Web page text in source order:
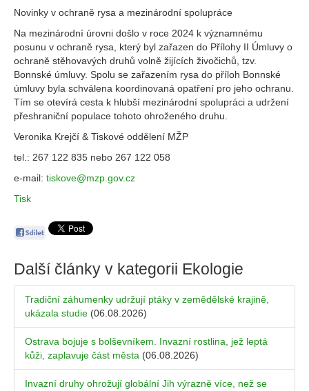
Novinky v ochraně rysa a mezinárodní spolupráce
Na mezinárodní úrovni došlo v roce 2024 k významnému
posunu v ochraně rysa, který byl zařazen do Přílohy II Úmluvy o
ochraně stěhovavých druhů volně žijících živočichů, tzv.
Bonnské úmluvy. Spolu se zařazením rysa do příloh Bonnské
úmluvy byla schválena koordinovaná opatření pro jeho ochranu.
Tím se otevírá cesta k hlubší mezinárodní spolupráci a udržení
přeshraniční populace tohoto ohroženého druhu.
Veronika Krejčí & Tiskové oddělení MŽP
tel.: 267 122 835 nebo 267 122 058
e-mail: tiskove@mzp.gov.cz
Tisk
Další články v kategorii Ekologie
Tradiční záhumenky udržují ptáky v zemědělské krajině,
ukázala studie (06.08.2026)
Ostrava bojuje s bolševníkem. Invazní rostlina, jež leptá
kůži, zaplavuje část města (06.08.2026)
Invazní druhy ohrožují globální Jih výrazně více, než se